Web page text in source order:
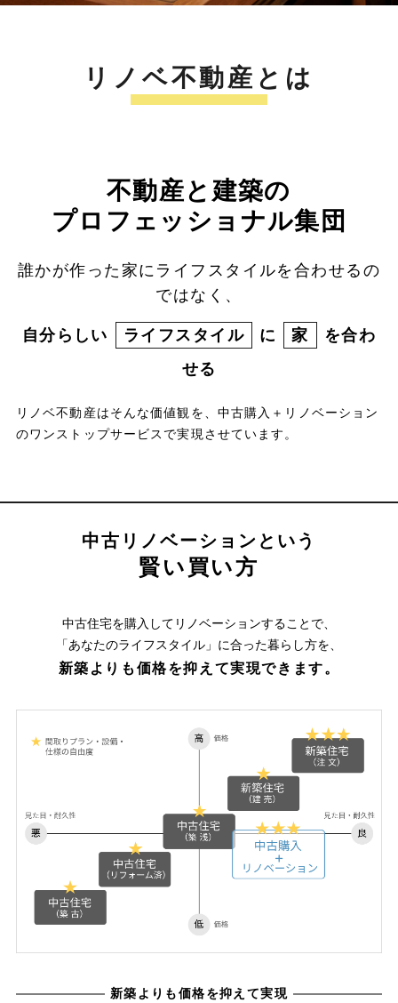
リノベ不動産とは
不動産と建築の
プロフェッショナル集団
誰かが作った家にライフスタイルを合わせるの
ではなく、
自分らしい ライフスタイル に 家
を合わ
せる
リノベ不動産はそんな価値観を、中古購入＋リノベーション
のワンストップサービスで実現させています。
中古リノベーションという
賢い買い方
新築よりも価格を抑えて実現
中古住宅を購入してリノベーションすることで、
「あなたのライフスタイル」に合った暮らし方を、
新築よりも価格を抑えて実現できます。